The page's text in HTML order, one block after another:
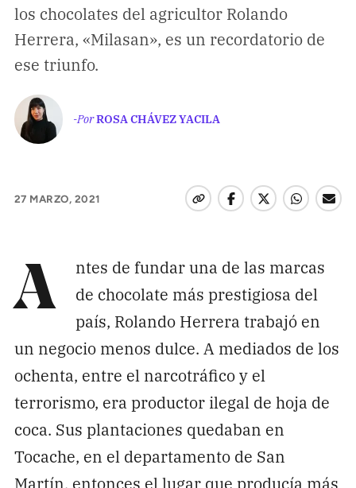
los chocolates del agricultor Rolando
Herrera, «Milasan», es un recordatorio de
ese triunfo.
-PorROSA CHÁVEZ YACILA
27 MARZO, 2021
A
ntes de fundar una de las marcas
de chocolate más prestigiosa del
país, Rolando Herrera trabajó en
un negocio menos dulce. A mediados de los
ochenta, entre el narcotráfico y el
terrorismo, era productor ilegal de hoja de
coca. Sus plantaciones quedaban en
Tocache, en el departamento de San
Martín, entonces el lugar que producía más